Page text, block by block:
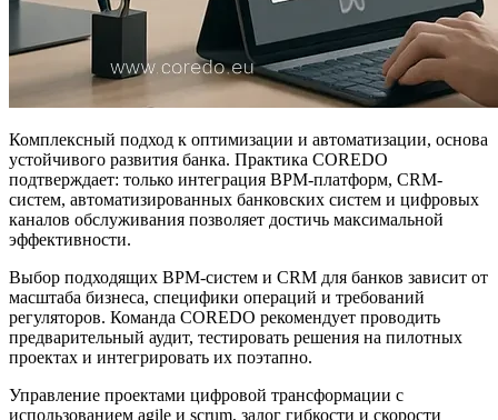
Комплексный подход к оптимизации и автоматизации, основа
устойчивого развития банка. Практика COREDO
подтверждает: только интеграция BPM-платформ, CRM-
систем, автоматизированных банковских систем и цифровых
каналов обслуживания позволяет достичь максимальной
эффективности.
Выбор подходящих BPM-систем и CRM для банков зависит от
масштаба бизнеса, специфики операций и требований
регуляторов. Команда COREDO рекомендует проводить
предварительный аудит, тестировать решения на пилотных
проектах и интегрировать их поэтапно.
Управление проектами цифровой трансформации с
использованием agile и scrum, залог гибкости и скорости